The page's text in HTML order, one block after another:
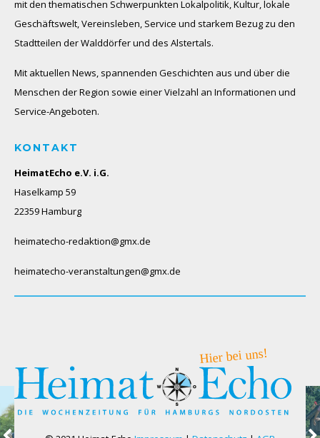
mit den thematischen Schwerpunkten Lokalpolitik, Kultur, lokale
Geschäftswelt, Vereinsleben, Service und starkem Bezug zu den
Stadtteilen der Walddörfer und des Alstertals.
Mit aktuellen News, spannenden Geschichten aus und über die
Menschen der Region sowie einer Vielzahl an Informationen und
Service-Angeboten.
KONTAKT
HeimatEcho e.V. i.G.
Haselkamp 59
22359 Hamburg
heimatecho-redaktion@gmx.de
heimatecho-veranstaltungen@gmx.de